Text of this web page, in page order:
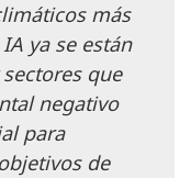
más
ya se están
que
negativo
para
de